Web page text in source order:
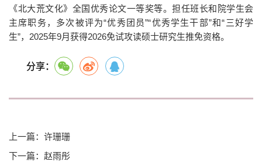
《北大荒文化》全国优秀论文一等奖等。担任班长和院学生会
主席职务，多次被评为“优秀团员”“优秀学生干部”和“三好学
生”，2025年9月获得2026免试攻读硕士研究生推免资格。
分享：
上一篇：许珊珊
下一篇：赵雨彤